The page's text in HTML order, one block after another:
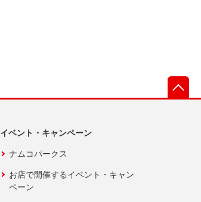
イベント・キャンペーン
ナムコパークス
お店で開催するイベント・キャン
ペーン